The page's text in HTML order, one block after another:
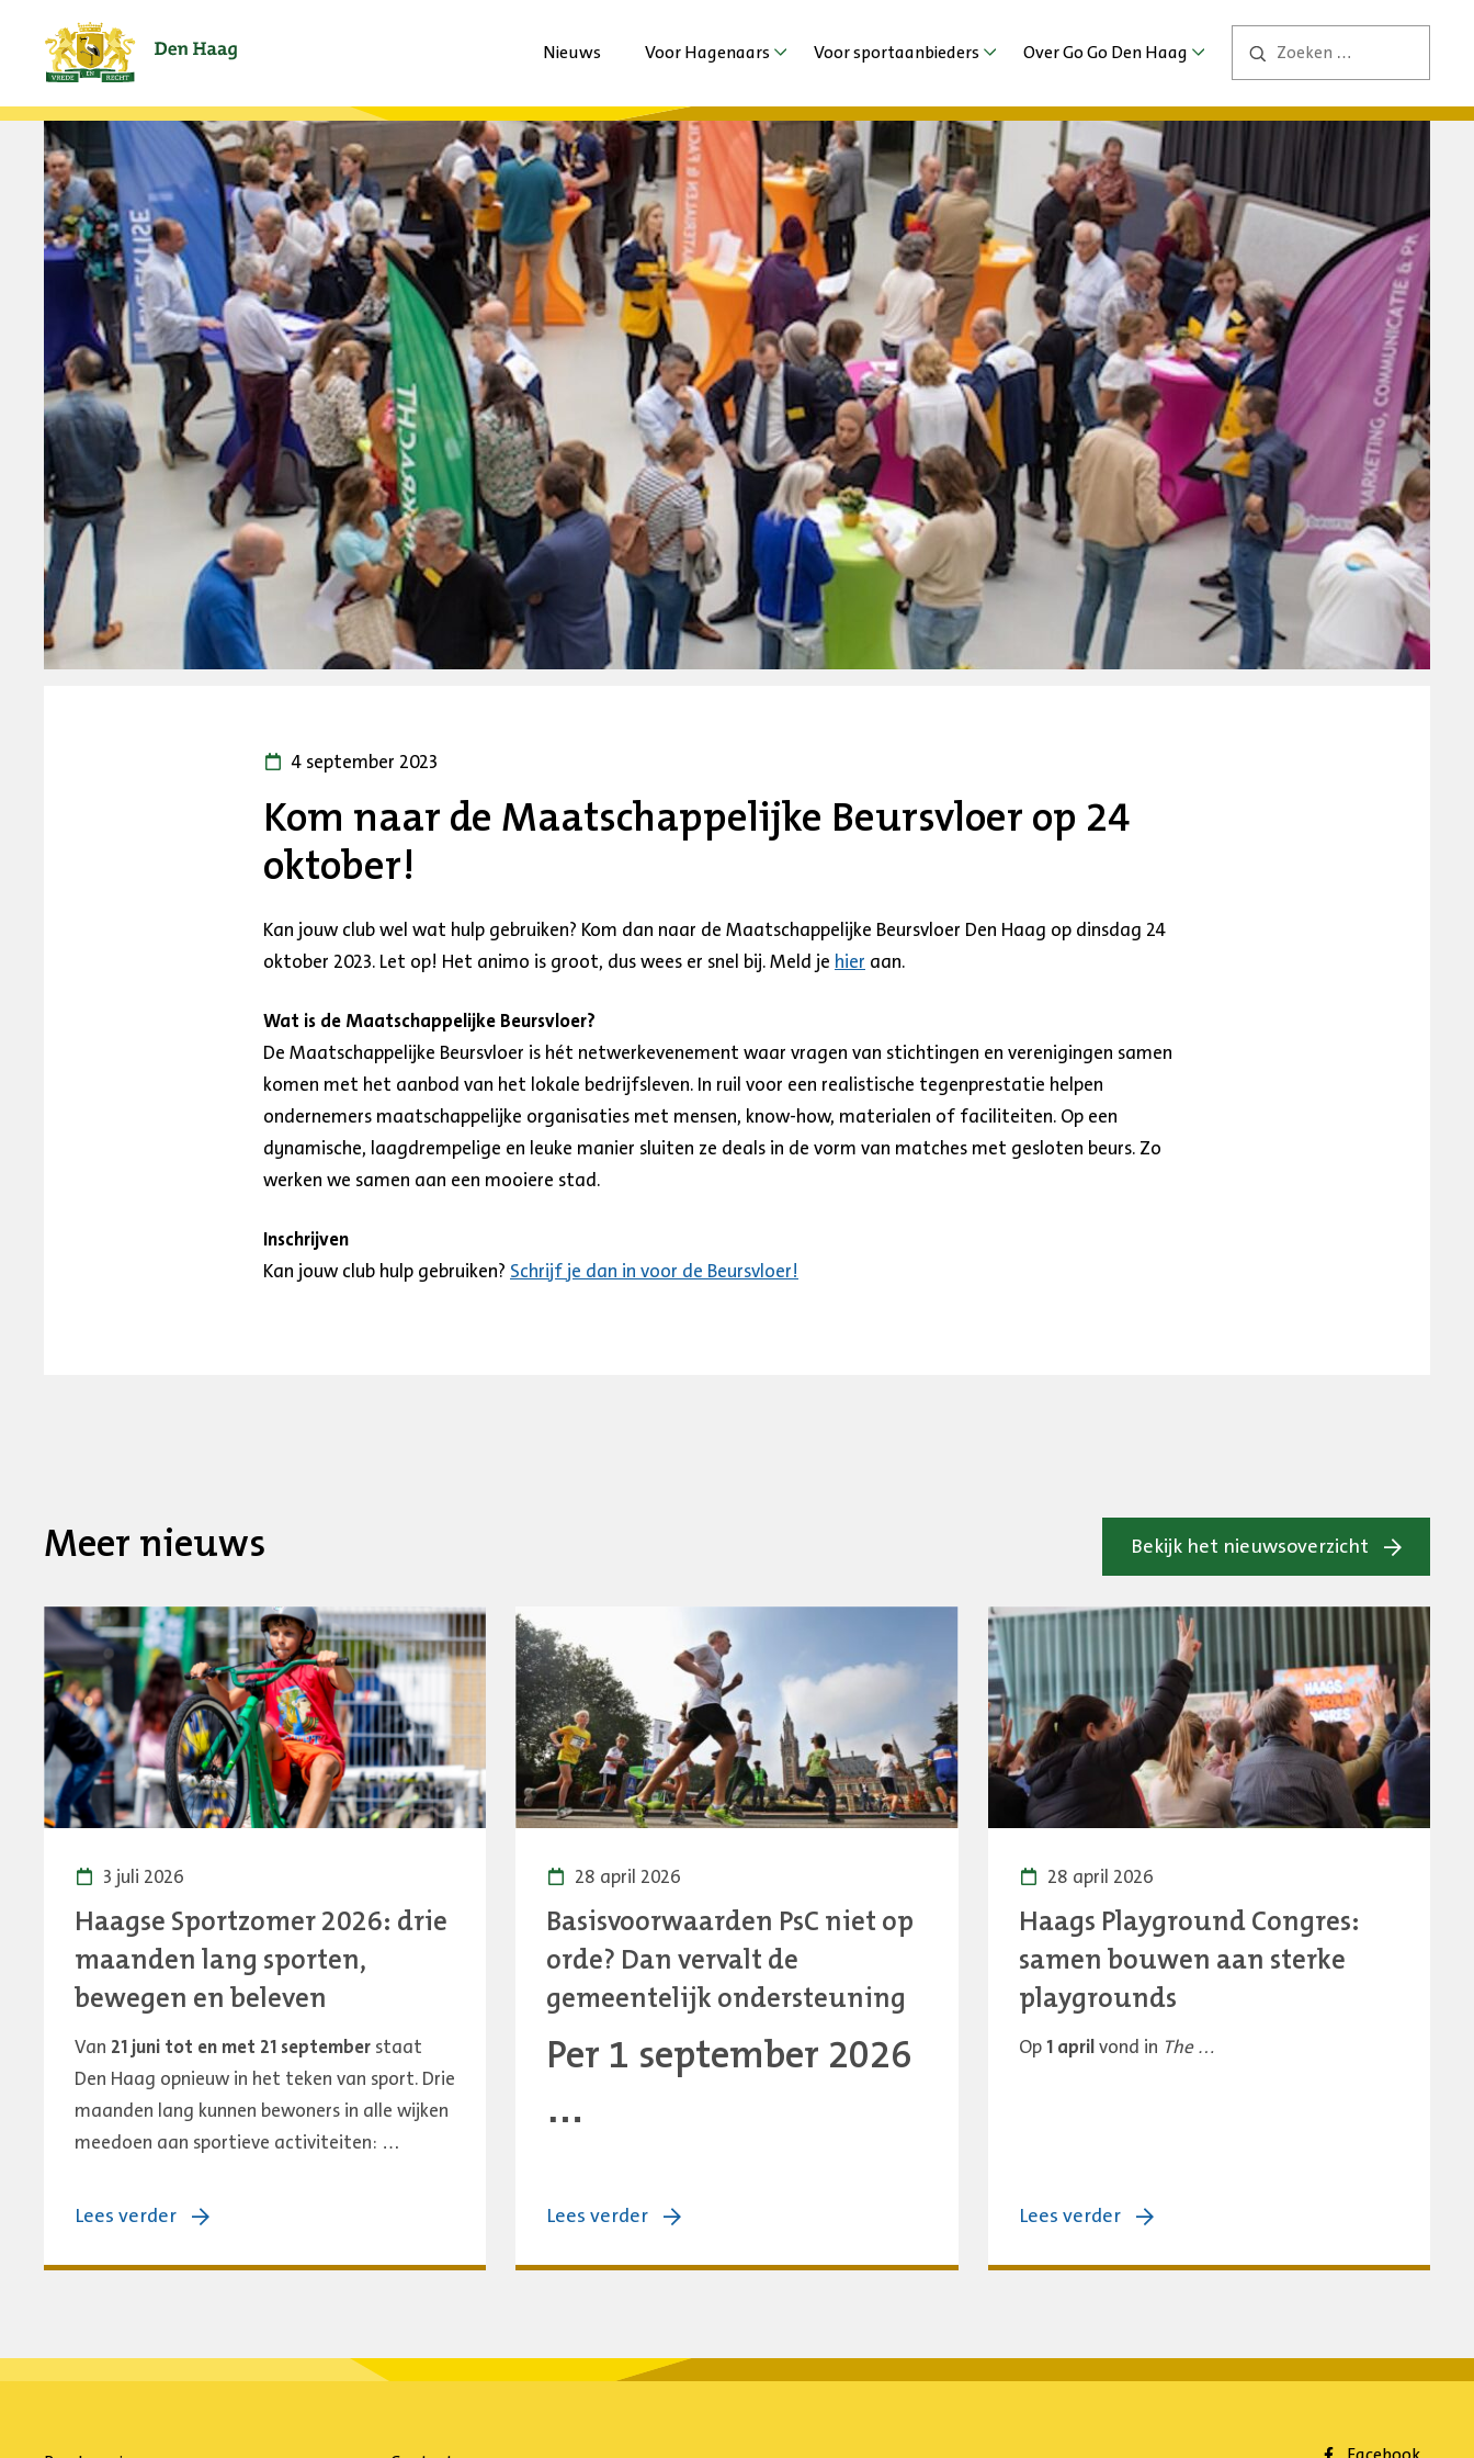
Nieuws Voor Hagenaars
Agenda
Sporten met beperking
Jeugd en Jongeren
Volwassenen en Senioren
Haagse Sportzomer
Stadsspelen Den Haag
Voor sportaanbieders
Agenda
Nieuws
Extra ondersteuning
Vechtsportaanbieders
Duurzaamheid
Haagse Kracht Clubs
Ervaringen
Haags Sportdiner 2026
Over Go Go Den Haag
Contact
Kom naar de Maatschappelijke Beursvloer op 24
oktober!
4 september 2023
Kan jouw club wel wat hulp gebruiken? Kom dan naar de Maatschappelijke Beursvloer Den Haag op dinsdag 24
oktober 2023. Let op! Het animo is groot, dus wees er snel bij. Meld je hier aan.
Wat is de Maatschappelijke Beursvloer?
De Maatschappelijke Beursvloer is hét netwerkevenement waar vragen van stichtingen en verenigingen samen
komen met het aanbod van het lokale bedrijfsleven. In ruil voor een realistische tegenprestatie helpen
ondernemers maatschappelijke organisaties met mensen, know-how, materialen of faciliteiten. Op een
dynamische, laagdrempelige en leuke manier sluiten ze deals in de vorm van matches met gesloten beurs. Zo
werken we samen aan een mooiere stad.
Inschrijven
Kan jouw club hulp gebruiken? Schrijf je dan in voor de Beursvloer!
Meer nieuws Bekijk het nieuwsoverzicht
3 juli 2026
Haagse Sportzomer 2026: drie
maanden lang sporten,
bewegen en beleven
Van 21 juni tot en met 21 september staat
Den Haag opnieuw in het teken van sport. Drie
maanden lang kunnen bewoners in alle wijken
meedoen aan sportieve activiteiten: …
Lees verder over:
Sportzomer
28 april 2026
Basisvoorwaarden PsC niet op
orde? Dan vervalt de
gemeentelijk ondersteuning
Per 1 september 2026
…
Lees verder over:
PsC
orde?
28 april 2026
Haags Playground Congres:
samen bouwen aan sterke
playgrounds
Op1 aprilvond in The …
Lees verder over:
Playground